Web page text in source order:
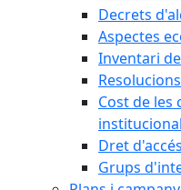
Decrets
Aspectes
Inventari
Cost de les
institucional
Dret
Grups